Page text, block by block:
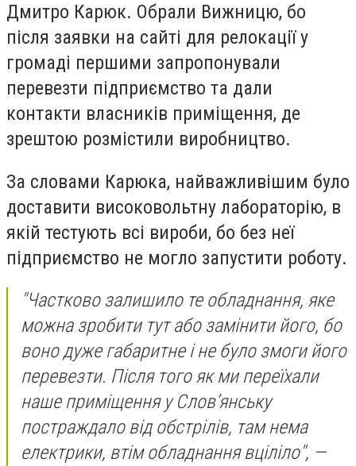
Дмитро Карюк. Обрали Вижницю, бо
після заявки на сайті для релокації у
громаді першими запропонували
перевезти підприємство та дали
контакти власників приміщення, де
зрештою розмістили виробництво.
За словами Карюка, найважливішим було
доставити високовольтну лабораторію, в
якій тестують всі вироби, бо без неї
підприємство не могло запустити роботу.
"Частково залишило те обладнання, яке
можна зробити тут або замінити його, бо
воно дуже габаритне і не було змоги його
перевезти. Після того як ми переїхали
наше приміщення у Слов’янську
постраждало від обстрілів, там нема
електрики, втім обладнання вціліло", —